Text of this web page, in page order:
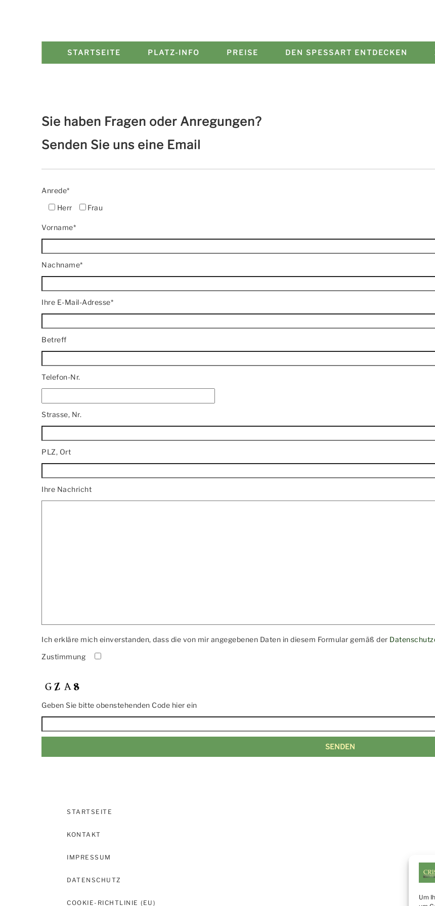
Um
STARTSEITE PLATZ-INFO PREISE DEN SPESSART ENTDECKEN
Sie haben Fragen oder Anregungen?
Senden Sie uns eine Email
Anrede*
Herr
Frau
Vorname*
Nachname*
Ihre E-Mail-Adresse*
Betreff
Telefon-Nr.
Strasse, Nr.
PLZ, Ort
Ihre Nachricht
Ich erkläre mich einverstanden, dass die von mir angegebenen Daten in diesem Formular gemäß der
Zustimmung
Geben Sie bitte obenstehenden Code hier ein
STARTSEITE
KONTAKT
IMPRESSUM
DATENSCHUTZ
COOKIE-RICHTLINIE (EU)